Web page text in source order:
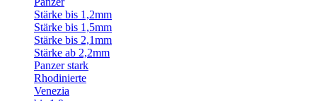
Stärke bis 1,2mm
Stärke bis 1,5mm
Stärke bis 2,1mm
Stärke ab 2,2mm
Panzer stark
Rhodinierte
Venezia